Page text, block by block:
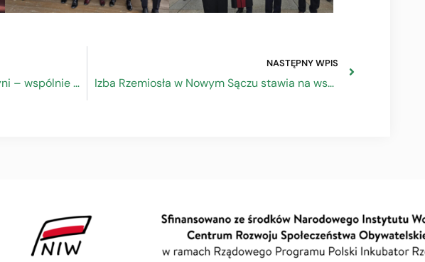
II Warsztat konsultacyjny w Gdyni – wspólnie dla lepszego prawa
NASTĘPNY WPIS
Izba Rzemiosła w Nowym Sączu stawia na współpracę